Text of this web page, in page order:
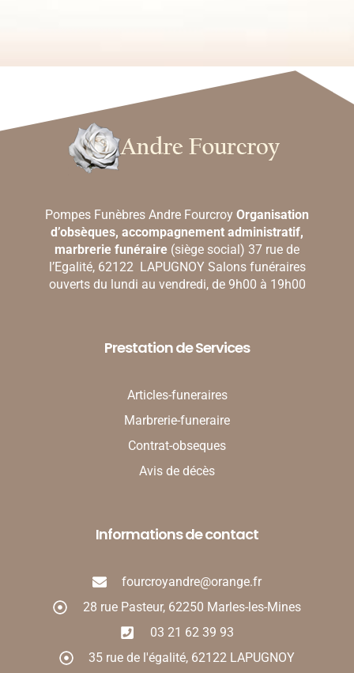
Pompes Funèbres Andre Fourcroy Organisation
d’obsèques, accompagnement administratif,
marbrerie funéraire (siège social) 37 rue de
l’Egalité, 62122 LAPUGNOY Salons funéraires
ouverts du lundi au vendredi, de 9h00 à 19h00
Prestation de Services
Articles-funeraires
Marbrerie-funeraire
Contrat-obseques
Avis de décès
Informations de contact
fourcroyandre@orange.fr
28 rue Pasteur, 62250 Marles-les-Mines
03 21 62 39 93
35 rue de l'égalité, 62122 LAPUGNOY